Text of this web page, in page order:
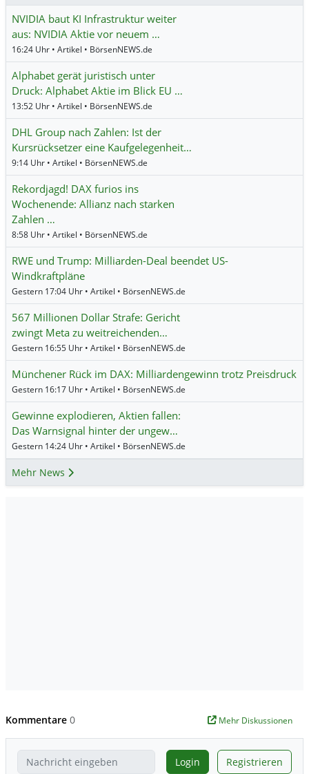
NVIDIA baut KI Infrastruktur weiter
aus: NVIDIA Aktie vor neuem …
16:24 Uhr • Artikel • BörsenNEWS.de
Alphabet gerät juristisch unter
Druck: Alphabet Aktie im Blick EU …
13:52 Uhr • Artikel • BörsenNEWS.de
DHL Group nach Zahlen: Ist der
Kursrücksetzer eine Kaufgelegenheit…
9:14 Uhr • Artikel • BörsenNEWS.de
Rekordjagd! DAX furios ins
Wochenende: Allianz nach starken
Zahlen …
8:58 Uhr • Artikel • BörsenNEWS.de
RWE und Trump: Milliarden-Deal beendet US-
Windkraftpläne
Gestern 17:04 Uhr • Artikel • BörsenNEWS.de
567 Millionen Dollar Strafe: Gericht
zwingt Meta zu weitreichenden…
Gestern 16:55 Uhr • Artikel • BörsenNEWS.de
Münchener Rück im DAX: Milliardengewinn trotz Preisdruck
Gestern 16:17 Uhr • Artikel • BörsenNEWS.de
Gewinne explodieren, Aktien fallen:
Das Warnsignal hinter der ungew…
Gestern 14:24 Uhr • Artikel • BörsenNEWS.de
Mehr News
Kommentare 0 Mehr Diskussionen
Login Registrieren